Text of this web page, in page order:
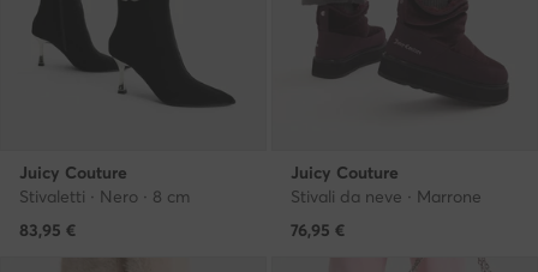
Juicy Couture
Stivaletti · Nero · 8 cm
83,95 €
Juicy Couture
Stivali da neve · Marrone
76,95 €